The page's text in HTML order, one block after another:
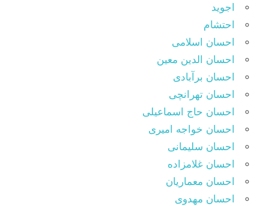
اجوید
احتشام
احسان اسلامی
احسان الدین معین
احسان برآبادی
احسان تهرانچی
احسان حاج اسماعیلی
احسان خواجه امیری
احسان سلیمانی
احسان غلامزاده
احسان معماریان
احسان مهدوی